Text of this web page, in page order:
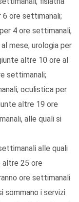
6 ore settimanali;
4 ore settimanali,
mese; urologia per
altre 10 ore al
settimanali;
oculistica per
altre 19 ore
alle quali si
alle quali
altre 25 ore
ore settimanali
sommano i servizi